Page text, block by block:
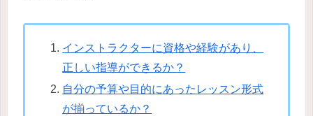
インストラクターに資格や経験があり、
正しい指導ができるか？
自分の予算や目的にあったレッスン形式
が揃っているか？